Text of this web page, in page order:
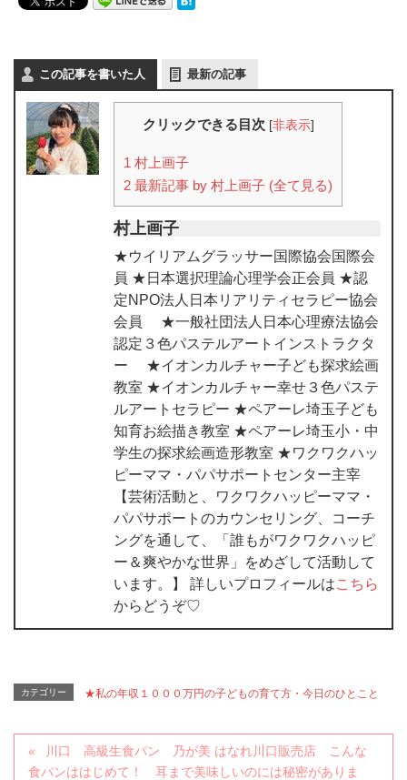
この記事を書いた人 最新の記事
クリックできる目次 [非表示]
1 村上画子
2 最新記事 by 村上画子 (全て見る)
村上画子
★ウイリアムグラッサー国際協会国際会
員 ★日本選択理論心理学会正会員 ★認
定NPO法人日本リアリティセラピー協会
会員 ★一般社団法人日本心理療法協会
認定３色パステルアートインストラクタ
ー ★イオンカルチャー子ども探求絵画
教室 ★イオンカルチャー幸せ３色パステ
ルアートセラピー ★ペアーレ埼玉子ども
知育お絵描き教室 ★ペアーレ埼玉小・中
学生の探求絵画造形教室 ★ワクワクハッ
ピーママ・パパサポートセンター主宰
【芸術活動と、ワクワクハッピーママ・
パパサポートのカウンセリング、コーチ
ングを通して、「誰もがワクワクハッピ
ー＆爽やかな世界」をめざして活動して
います。】 詳しいプロフィールはこちら
からどうぞ♡
カテゴリー ★私の年収１０００万円の子どもの育て方・今日のひとこと
川口 高級生食パン 乃が美 はなれ川口販売店 こんな
食パンははじめて！ 耳まで美味しいのには秘密がありま